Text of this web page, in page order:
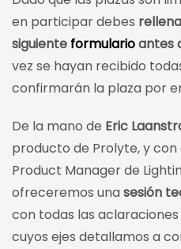
en participar debes
siguiente formularioantes
vez se hayan recibido
confirmarán la plaza por
De la mano de Eric
producto de Prolyte, y
Product Manager de
ofreceremos unasesión
con todas las
cuyos ejes detallamos a